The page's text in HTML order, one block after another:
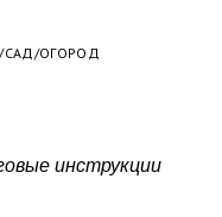
САД/ОГОРОД
инструкции